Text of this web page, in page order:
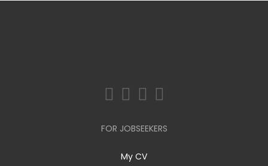
FOR JOBSEEKERS
My CV